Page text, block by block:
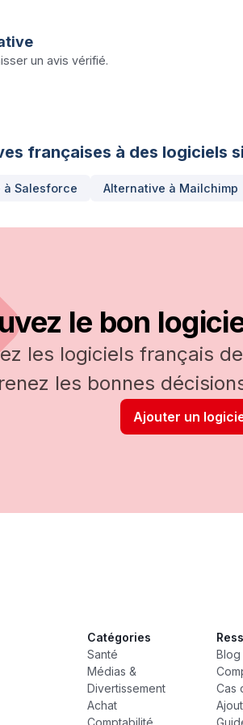
un avis vérifié.
françaises à des logiciels
à Salesforce Alternative à Mailchimp
le bon
les logiciels français
les bonnes
Ajouter un
Catégories
Santé
Médias &
Divertissement
Achat
Comptabilité
Blog
Cas